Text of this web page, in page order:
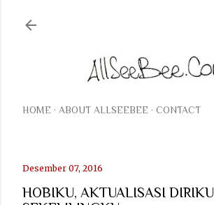
HOME ABOUT ALLSEEBEE CONTACT
Desember 07, 2016
HOBIKU, AKTUALISASI